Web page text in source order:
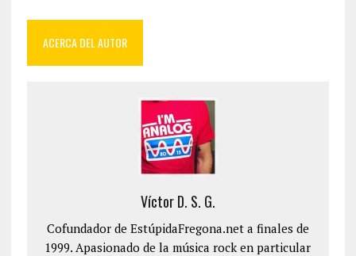
ACERCA DEL AUTOR
Víctor D. S. G.
Cofundador de EstúpidaFregona.net a finales de
1999. Apasionado de la música rock en particular